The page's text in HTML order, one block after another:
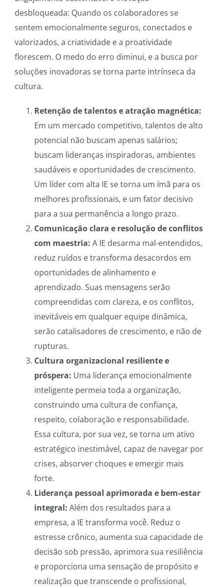
desbloqueada: Quando os colaboradores se
sentem emocionalmente seguros, conectados e
valorizados, a criatividade e a proatividade
florescem. O medo do erro diminui, e a busca por
soluções inovadoras se torna parte intrínseca da
cultura.
Retenção de talentos e atração magnética:
Em um mercado competitivo, talentos de alto
potencial não buscam apenas salários;
buscam lideranças inspiradoras, ambientes
saudáveis e oportunidades de crescimento.
Um líder com alta IE se torna um ímã para os
melhores profissionais, e um fator decisivo
para a sua permanência a longo prazo.
Comunicação clara e resolução de conflitos
com maestria: A IE desarma mal-entendidos,
reduz ruídos e transforma desacordos em
oportunidades de alinhamento e
aprendizado. Suas mensagens serão
compreendidas com clareza, e os conflitos,
inevitáveis em qualquer equipe dinâmica,
serão catalisadores de crescimento, e não de
rupturas.
Cultura organizacional resiliente e
próspera: Uma liderança emocionalmente
inteligente permeia toda a organização,
construindo uma cultura de confiança,
respeito, colaboração e responsabilidade.
Essa cultura, por sua vez, se torna um ativo
estratégico inestimável, capaz de navegar por
crises, absorver choques e emergir mais
forte.
Liderança pessoal aprimorada e bem-estar
integral: Além dos resultados para a
empresa, a IE transforma você. Reduz o
estresse crônico, aumenta sua capacidade de
decisão sob pressão, aprimora sua resiliência
e proporciona uma sensação de propósito e
realização que transcende o profissional,